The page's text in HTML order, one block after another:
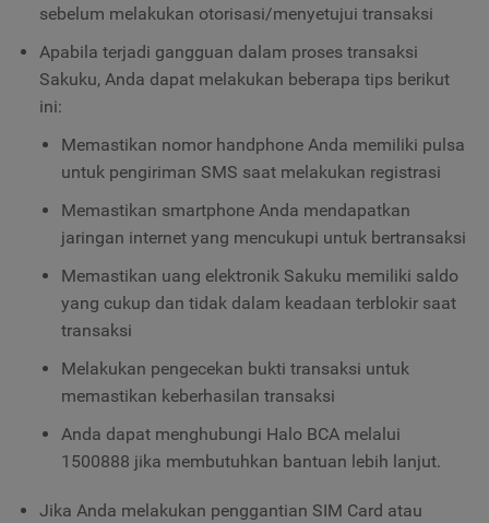
sebelum melakukan otorisasi/menyetujui transaksi
Apabila terjadi gangguan dalam proses transaksi
Sakuku, Anda dapat melakukan beberapa tips berikut
ini:
Memastikan nomor handphone Anda memiliki pulsa
untuk pengiriman SMS saat melakukan registrasi
Memastikan smartphone Anda mendapatkan
jaringan internet yang mencukupi untuk bertransaksi
Memastikan uang elektronik Sakuku memiliki saldo
yang cukup dan tidak dalam keadaan terblokir saat
transaksi
Melakukan pengecekan bukti transaksi untuk
memastikan keberhasilan transaksi
Anda dapat menghubungi Halo BCA melalui
1500888 jika membutuhkan bantuan lebih lanjut.
Jika Anda melakukan penggantian SIM Card atau